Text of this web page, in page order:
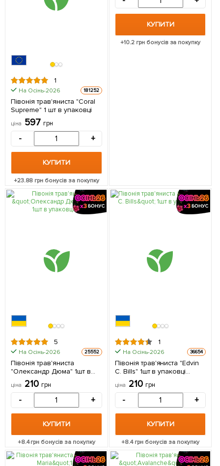
1
На Осінь-2026 181252
Півонія трав'яниста "Coral
Supreme" 1 шт в упаковці
ціна 597 грн
- +
КУПИТИ
+23.88 грн бонусів за покупку
КУПИТИ
+10.2грн бонусів за покупку
5
На Осінь-2026 25552
Півонія трав'яниста
"Олександр Дюма" 1шт в
ціна 210 грн
- +
КУПИТИ
+8.4грн бонусів за покупку
1
На Осінь-2026 36654
Півонія трав'яниста "Edvin
C. Bills" 1шт в упаковці
(Кореневище)
ціна 210 грн
- +
КУПИТИ
+8.4грн бонусів за покупку